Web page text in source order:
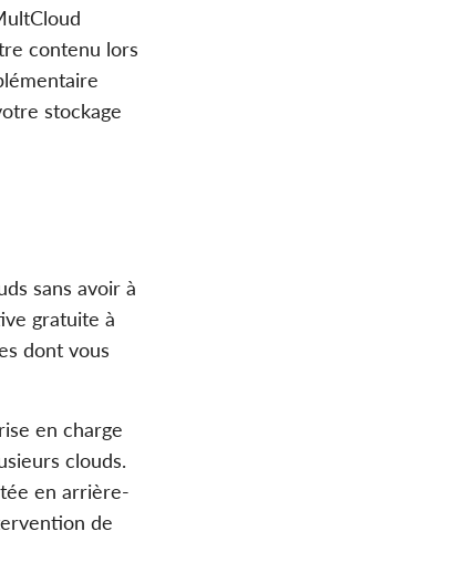
contenu lors
stockage
sans avoir à
gratuite à
dont vous
en charge
clouds.
en arrière-
de